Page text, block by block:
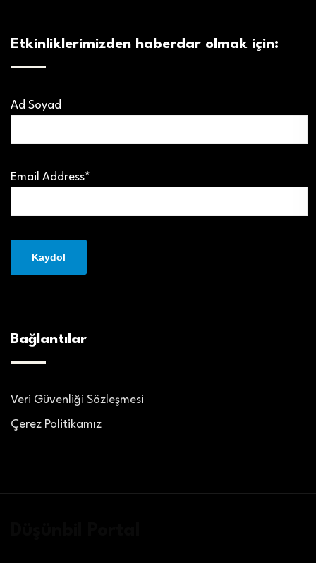
Etkinliklerimizden haberdar olmak için:
Ad Soyad
Email Address*
Bağlantılar
Veri Güvenliği Sözleşmesi
Çerez Politikamız